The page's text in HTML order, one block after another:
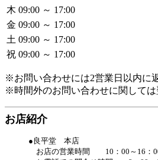
木 09:00 ～ 17:00
金 09:00 ～ 17:00
土 09:00 ～ 17:00
祝 09:00 ～ 17:00
※お問い合わせには2営業日以内に
※時間外のお問い合わせに関して
お店紹介
●良平堂 本店
お店の営業時間 10：00～16：